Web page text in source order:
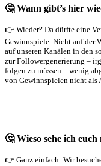
🤔 Wann gibt’s hier
👉 Wieder? Da dürfte eine
Gewinnspiele. Nicht auf der
auf unseren Kanälen in den
zur Followergenerierung –
folgen zu müssen – wenig
von Gewinnspielen nicht
🤔 Wieso sehe ich
👉 Ganz einfach: Wir